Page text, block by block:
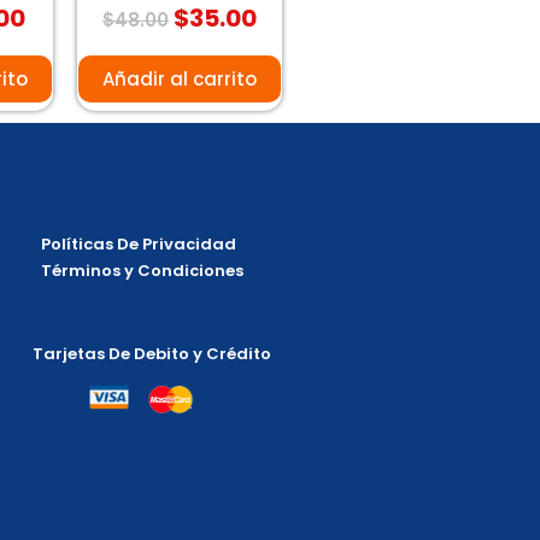
Valorado
con
de
$48.00 $35.00
Añadir al carrito
Políticas De Privacidad
Términos y Condiciones
Tarjetas De Debito y Crédito